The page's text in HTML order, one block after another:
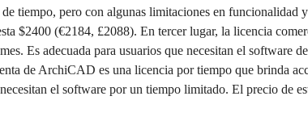
tiempo, pero con algunas limitaciones en funcionalidad
$2400 (€2184, £2088). En tercer lugar, la licencia
Es adecuada para usuarios que necesitan el software
de ArchiCAD es una licencia por tiempo que brinda
el software por un tiempo limitado. El precio de